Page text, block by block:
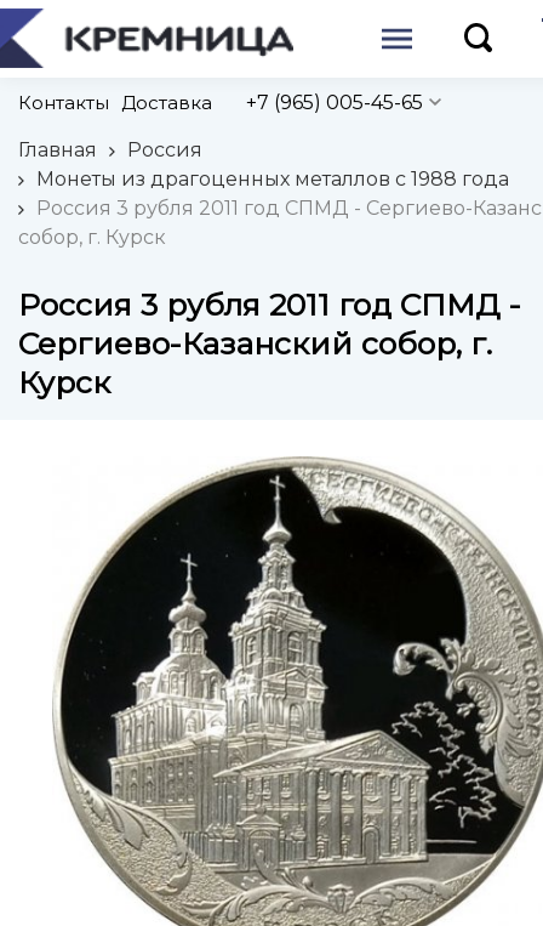
Контакты Доставка +7 (965) 005-45-65
Главная
Россия
Монеты из драгоценных металлов с 1988 года
Россия 3 рубля 2011 год СПМД - Сергиево-
собор, г. Курск
Россия 3 рубля 2011 год СПМД -
Сергиево-Казанский собор, г.
Курск